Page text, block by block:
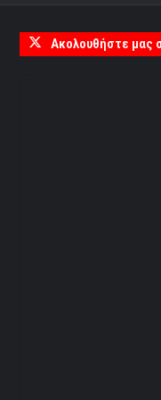
Ακολουθήστε μας